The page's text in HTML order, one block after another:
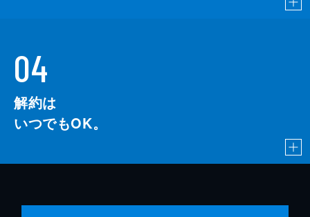
04
解約は
いつでもOK。